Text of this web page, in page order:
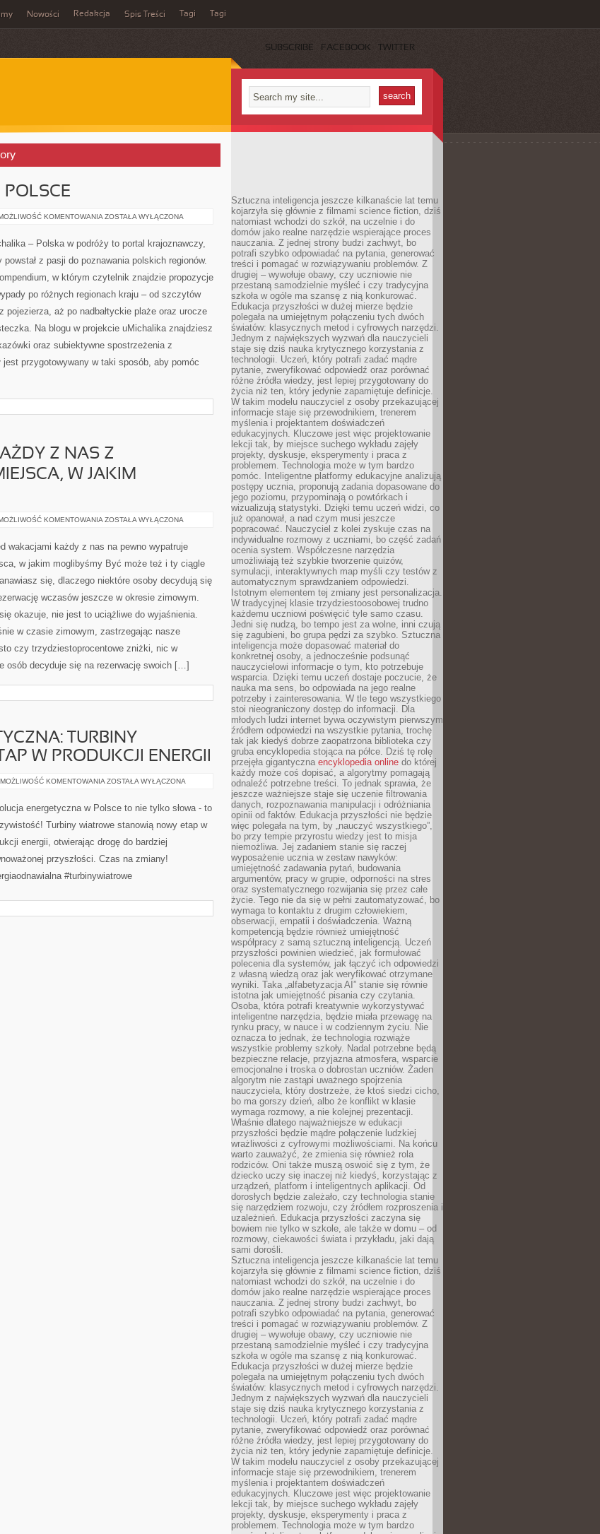
Nowości Redakcja Spis Treści Tagi Tagi
SUBSCRIBE FACEBOOK TWITTER
POLSCE
KOMENTOWANIA PODRÓŻE
POLSCE
ZOSTAŁA WYŁĄCZONA
– Polska w podróży to portal krajoznawczy,
powstał z pasji do poznawania polskich regionów.
w którym czytelnik znajdzie propozycje
po różnych regionach kraju – od szczytów
pojezierza, aż po nadbałtyckie plaże oraz urocze
Na blogu w projekcie uMichalika znajdziesz
oraz subiektywne spostrzeżenia z
przygotowywany w taki sposób, aby pomóc
Z NAS Z
W JAKIM
KOMENTOWANIA PRZED
NAS
PEWNOŚCIĄ
MIEJSCA,
JAKIM
ZOSTAŁA WYŁĄCZONA
wakacjami każdy z nas na pewno wypatruje
w jakim moglibyśmy Być może też i ty ciągle
się, dlaczego niektóre osoby decydują się
wczasów jeszcze w okresie zimowym.
okazuje, nie jest to uciążliwe do wyjaśnienia.
w czasie zimowym, zastrzegając nasze
czy trzydziestoprocentowe zniżki, nic w
osób decyduje się na rezerwację swoich […]
TURBINY
W PRODUKCJI ENERGII
MOŻLIWOŚĆ KOMENTOWANIA REWOLUCJA
WIATROWE
–
ETAP
PRODUKCJI
ZOSTAŁA WYŁĄCZONA
energetyczna w Polsce to nie tylko słowa - to
Turbiny wiatrowe stanowią nowy etap w
energii, otwierając drogę do bardziej
przyszłości. Czas na zmiany!
#turbinywiatrowe
Sztuczna inteligencja jeszcze kilkanaście lat temu
kojarzyła się głównie z filmami science fiction, dziś
natomiast wchodzi do szkół, na uczelnie i do
domów jako realne narzędzie wspierające proces
nauczania. Z jednej strony budzi zachwyt, bo
potrafi szybko odpowiadać na pytania, generować
treści i pomagać w rozwiązywaniu problemów. Z
drugiej – wywołuje obawy, czy uczniowie nie
przestaną samodzielnie myśleć i czy tradycyjna
szkoła w ogóle ma szansę z nią konkurować.
Edukacja przyszłości w dużej mierze będzie
polegała na umiejętnym połączeniu tych dwóch
światów: klasycznych metod i cyfrowych narzędzi.
Jednym z największych wyzwań dla nauczycieli
staje się dziś nauka krytycznego korzystania z
technologii. Uczeń, który potrafi zadać mądre
pytanie, zweryfikować odpowiedź oraz porównać
różne źródła wiedzy, jest lepiej przygotowany do
życia niż ten, który jedynie zapamiętuje definicje.
W takim modelu nauczyciel z osoby przekazującej
informacje staje się przewodnikiem, trenerem
myślenia i projektantem doświadczeń
edukacyjnych. Kluczowe jest więc projektowanie
lekcji tak, by miejsce suchego wykładu zajęły
projekty, dyskusje, eksperymenty i praca z
problemem. Technologia może w tym bardzo
pomóc. Inteligentne platformy edukacyjne analizują
postępy ucznia, proponują zadania dopasowane do
jego poziomu, przypominają o powtórkach i
wizualizują statystyki. Dzięki temu uczeń widzi, co
już opanował, a nad czym musi jeszcze
popracować. Nauczyciel z kolei zyskuje czas na
indywidualne rozmowy z uczniami, bo część zadań
ocenia system. Współczesne narzędzia
umożliwiają też szybkie tworzenie quizów,
symulacji, interaktywnych map myśli czy testów z
automatycznym sprawdzaniem odpowiedzi.
Istotnym elementem tej zmiany jest personalizacja.
W tradycyjnej klasie trzydziestoosobowej trudno
każdemu uczniowi poświęcić tyle samo czasu.
Jedni się nudzą, bo tempo jest za wolne, inni czują
się zagubieni, bo grupa pędzi za szybko. Sztuczna
inteligencja może dopasować materiał do
konkretnej osoby, a jednocześnie podsunąć
nauczycielowi informacje o tym, kto potrzebuje
wsparcia. Dzięki temu uczeń dostaje poczucie, że
nauka ma sens, bo odpowiada na jego realne
potrzeby i zainteresowania. W tle tego wszystkiego
stoi nieograniczony dostęp do informacji. Dla
młodych ludzi internet bywa oczywistym pierwszym
źródłem odpowiedzi na wszystkie pytania, trochę
tak jak kiedyś dobrze zaopatrzona biblioteka czy
gruba encyklopedia stojąca na półce. Dziś tę rolę
przejęła gigantyczna encyklopedia online do której
każdy może coś dopisać, a algorytmy pomagają
odnaleźć potrzebne treści. To jednak sprawia, że
jeszcze ważniejsze staje się uczenie filtrowania
danych, rozpoznawania manipulacji i odróżniania
opinii od faktów. Edukacja przyszłości nie będzie
więc polegała na tym, by „nauczyć wszystkiego”,
bo przy tempie przyrostu wiedzy jest to misja
niemożliwa. Jej zadaniem stanie się raczej
wyposażenie ucznia w zestaw nawyków:
umiejętność zadawania pytań, budowania
argumentów, pracy w grupie, odporności na stres
oraz systematycznego rozwijania się przez całe
życie. Tego nie da się w pełni zautomatyzować, bo
wymaga to kontaktu z drugim człowiekiem,
obserwacji, empatii i doświadczenia. Ważną
kompetencją będzie również umiejętność
współpracy z samą sztuczną inteligencją. Uczeń
przyszłości powinien wiedzieć, jak formułować
polecenia dla systemów, jak łączyć ich odpowiedzi
z własną wiedzą oraz jak weryfikować otrzymane
wyniki. Taka „alfabetyzacja AI” stanie się równie
istotna jak umiejętność pisania czy czytania.
Osoba, która potrafi kreatywnie wykorzystywać
inteligentne narzędzia, będzie miała przewagę na
rynku pracy, w nauce i w codziennym życiu. Nie
oznacza to jednak, że technologia rozwiąże
wszystkie problemy szkoły. Nadal potrzebne będą
bezpieczne relacje, przyjazna atmosfera, wsparcie
emocjonalne i troska o dobrostan uczniów. Żaden
algorytm nie zastąpi uważnego spojrzenia
nauczyciela, który dostrzeże, że ktoś siedzi cicho,
bo ma gorszy dzień, albo że konflikt w klasie
wymaga rozmowy, a nie kolejnej prezentacji.
Właśnie dlatego najważniejsze w edukacji
przyszłości będzie mądre połączenie ludzkiej
wrażliwości z cyfrowymi możliwościami. Na końcu
warto zauważyć, że zmienia się również rola
rodziców. Oni także muszą oswoić się z tym, że
dziecko uczy się inaczej niż kiedyś, korzystając z
urządzeń, platform i inteligentnych aplikacji. Od
dorosłych będzie zależało, czy technologia stanie
się narzędziem rozwoju, czy źródłem rozproszenia i
uzależnień. Edukacja przyszłości zaczyna się
bowiem nie tylko w szkole, ale także w domu – od
rozmowy, ciekawości świata i przykładu, jaki dają
sami dorośli.
Sztuczna inteligencja jeszcze kilkanaście lat temu
kojarzyła się głównie z filmami science fiction, dziś
natomiast wchodzi do szkół, na uczelnie i do
domów jako realne narzędzie wspierające proces
nauczania. Z jednej strony budzi zachwyt, bo
potrafi szybko odpowiadać na pytania, generować
treści i pomagać w rozwiązywaniu problemów. Z
drugiej – wywołuje obawy, czy uczniowie nie
przestaną samodzielnie myśleć i czy tradycyjna
szkoła w ogóle ma szansę z nią konkurować.
Edukacja przyszłości w dużej mierze będzie
polegała na umiejętnym połączeniu tych dwóch
światów: klasycznych metod i cyfrowych narzędzi.
Jednym z największych wyzwań dla nauczycieli
staje się dziś nauka krytycznego korzystania z
technologii. Uczeń, który potrafi zadać mądre
pytanie, zweryfikować odpowiedź oraz porównać
różne źródła wiedzy, jest lepiej przygotowany do
życia niż ten, który jedynie zapamiętuje definicje.
W takim modelu nauczyciel z osoby przekazującej
informacje staje się przewodnikiem, trenerem
myślenia i projektantem doświadczeń
edukacyjnych. Kluczowe jest więc projektowanie
lekcji tak, by miejsce suchego wykładu zajęły
projekty, dyskusje, eksperymenty i praca z
problemem. Technologia może w tym bardzo